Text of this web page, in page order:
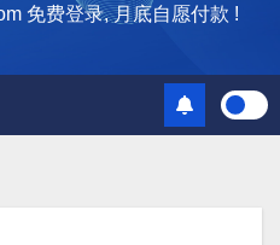
免费登录, 月底自愿付款 !